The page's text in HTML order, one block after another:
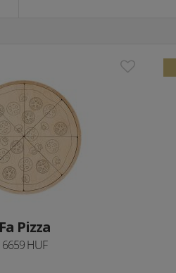
Fa Pizza
6659 HUF